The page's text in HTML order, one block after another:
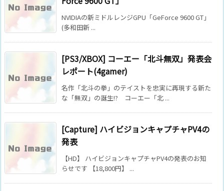
NVIDIAの新ミドルレンジGPU「GeForce 9600 GT」
(多和田新 ...
[PS3/XBOX] コーエー「北斗無双」発表会
レポート(4gamer)
名作「北斗の拳」のテイストを忠実に再現する新た
な「無双」の誕生!? コーエー「北 ...
[Capture] ハイビジョンキャプチャPV4の
発表
【HD】 ハイビジョンキャプチャPV4の発表のお知
らせです 【18,800円】 ...